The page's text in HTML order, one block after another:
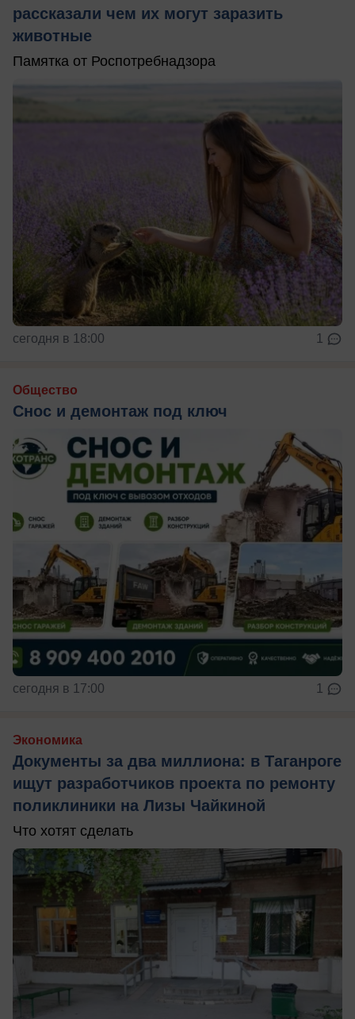
рассказали чем их могут заразить
животные
Памятка от Роспотребнадзора
сегодня в 18:00 1
Общество
Снос и демонтаж под ключ
сегодня в 17:00 1
Экономика
Документы за два миллиона: в Таганроге
ищут разработчиков проекта по ремонту
поликлиники на Лизы Чайкиной
Что хотят сделать